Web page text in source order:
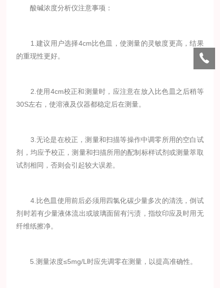
酸碱浓度分析仪注意事项：
1.建议用户选择4cm比色皿，使测量的灵敏度更高，结果
的重现性更好。
2.使用4cm校正和测量时，应注意在放入比色皿之后稍等
30S左右，使溶液及仪器都稳定后在测量。
3.无论是在校正，测量和扫描等操作中调零所用的空白试
剂，均应予校正，测量和扫描所用的配制标样试剂或测量萃取
试剂相同，否则会引起较大误差。
4.比色皿使用前后必须用四氯化碳少量多次的清洗，倒试
剂时若有少量液体流出或玻璃面留有污渍，指纹印应及时用无
纤维纸擦净。
5.测量浓度≤5mg/L时应先调零在测量，以提高准确性。